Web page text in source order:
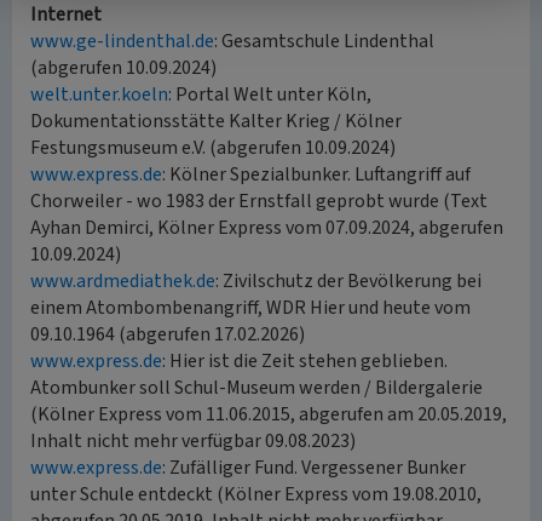
Internet
www.ge-lindenthal.de: Gesamtschule Lindenthal
(abgerufen 10.09.2024)
welt.unter.koeln: Portal Welt unter Köln,
Dokumentationsstätte Kalter Krieg / Kölner
Festungsmuseum e.V. (abgerufen 10.09.2024)
www.express.de: Kölner Spezialbunker. Luftangriff auf
Chorweiler - wo 1983 der Ernstfall geprobt wurde (Text
Ayhan Demirci, Kölner Express vom 07.09.2024, abgerufen
10.09.2024)
www.ardmediathek.de: Zivilschutz der Bevölkerung bei
einem Atombombenangriff, WDR Hier und heute vom
09.10.1964 (abgerufen 17.02.2026)
www.express.de: Hier ist die Zeit stehen geblieben.
Atombunker soll Schul-Museum werden / Bildergalerie
(Kölner Express vom 11.06.2015, abgerufen am 20.05.2019,
Inhalt nicht mehr verfügbar 09.08.2023)
www.express.de: Zufälliger Fund. Vergessener Bunker
unter Schule entdeckt (Kölner Express vom 19.08.2010,